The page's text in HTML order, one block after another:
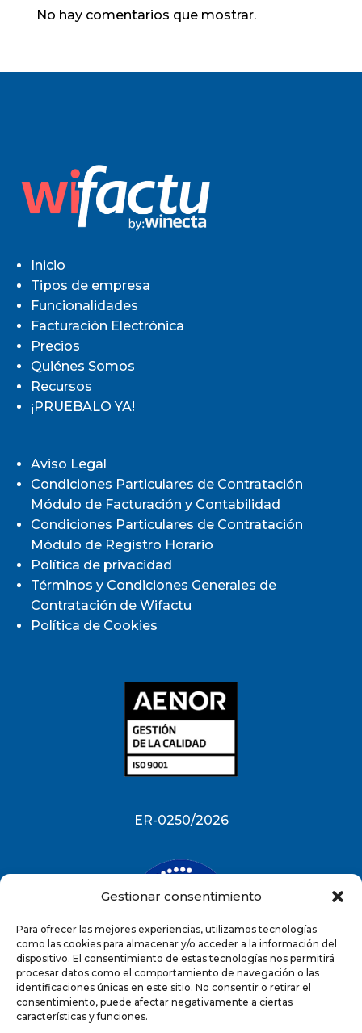
Gestionar consentimiento
Para ofrecer las mejores experiencias, utilizamos tecnologías
como las cookies para almacenar y/o acceder a la información del
dispositivo. El consentimiento de estas tecnologías nos permitirá
procesar datos como el comportamiento de navegación o las
identificaciones únicas en este sitio. No consentir o retirar el
consentimiento, puede afectar negativamente a ciertas
características y funciones.
No hay comentarios que mostrar.
Inicio
Tipos de empresa
Funcionalidades
Facturación Electrónica
Precios
Quiénes Somos
Recursos
¡PRUEBALO YA!
Aviso Legal
Condiciones Particulares de Contratación
Módulo de Facturación y Contabilidad
Condiciones Particulares de Contratación
Módulo de Registro Horario
Política de privacidad
Términos y Condiciones Generales de
Contratación de Wifactu
Política de Cookies
ER-0250/2026
ES-0250/2026